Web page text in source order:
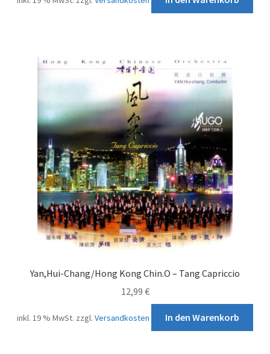
Yan,Hui-Chang/Hong Kong Chin.O – Tang Capriccio
12,99 €
inkl. 19 % MwSt. zzgl.Versandkosten In den Warenkorb